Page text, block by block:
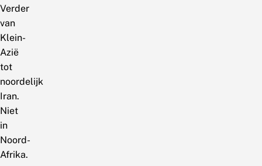
Verder
van
Klein-
Azië
tot
noordelijk
Iran.
Niet
in
Noord-
Afrika.